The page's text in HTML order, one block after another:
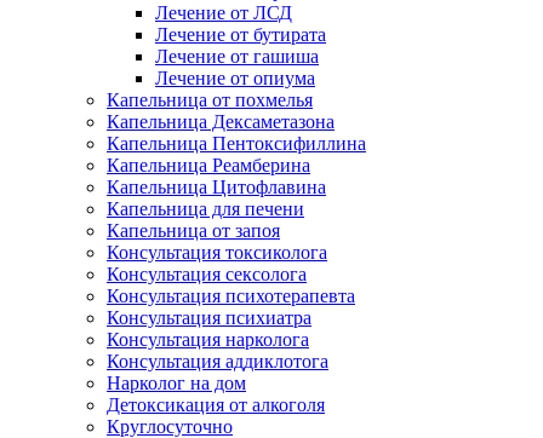
Лечение от ЛСД
Лечение от бутирата
Лечение от гашиша
Лечение от опиума
Капельница от похмелья
Капельница Дексаметазона
Капельница Пентоксифиллина
Капельница Реамберина
Капельница Цитофлавина
Капельница для печени
Капельница от запоя
Консультация токсиколога
Консультация сексолога
Консультация психотерапевта
Консультация психиатра
Консультация нарколога
Консультация аддиклотога
Нарколог на дом
Детоксикация от алкоголя
Круглосуточно